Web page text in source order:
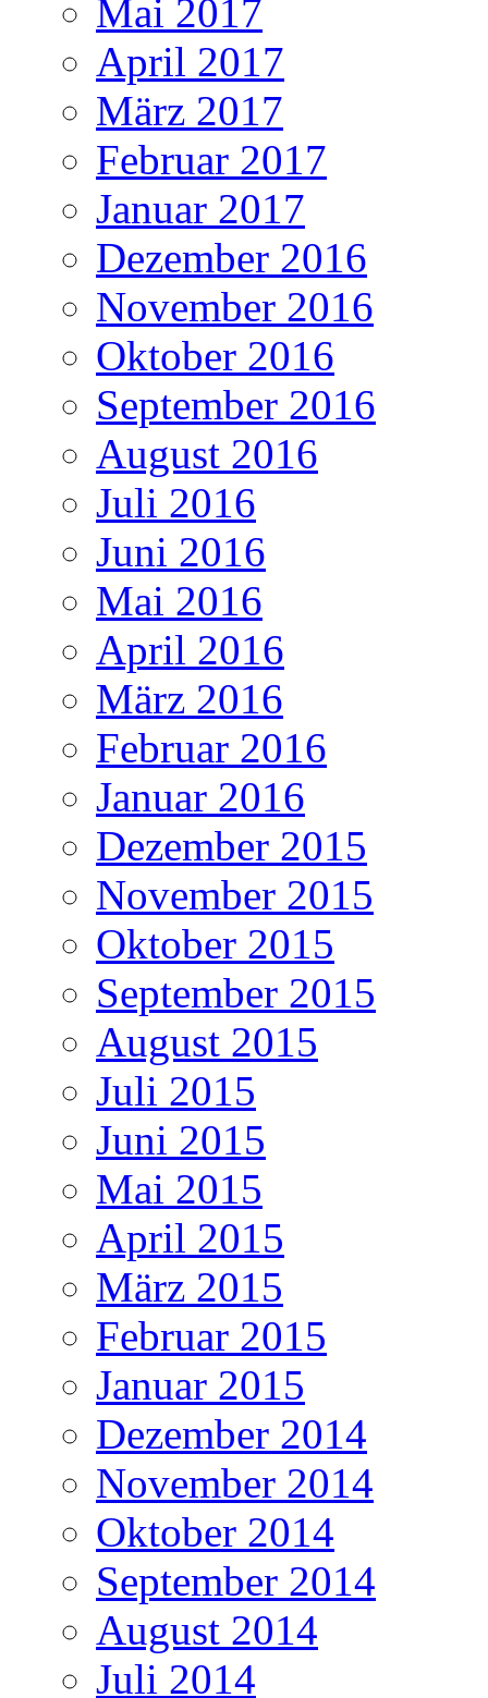
Mai 2017
April 2017
März 2017
Februar 2017
Januar 2017
Dezember 2016
November 2016
Oktober 2016
September 2016
August 2016
Juli 2016
Juni 2016
Mai 2016
April 2016
März 2016
Februar 2016
Januar 2016
Dezember 2015
November 2015
Oktober 2015
September 2015
August 2015
Juli 2015
Juni 2015
Mai 2015
April 2015
März 2015
Februar 2015
Januar 2015
Dezember 2014
November 2014
Oktober 2014
September 2014
August 2014
Juli 2014